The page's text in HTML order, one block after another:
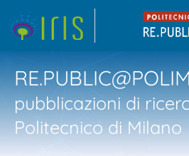
pubblicazioni di
Politecnico di Milano